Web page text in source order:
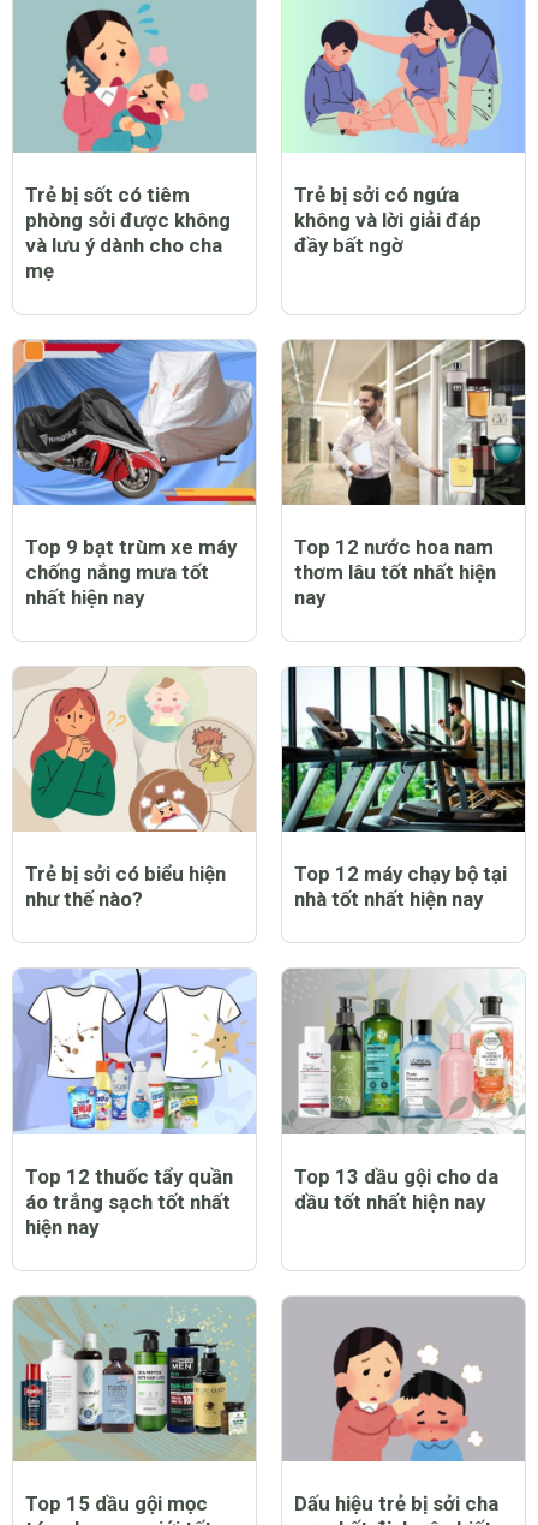
Trẻ bị sốt có tiêm
phòng sởi được không
và lưu ý dành cho cha
mẹ
Trẻ bị sởi có ngứa
không và lời giải đáp
đầy bất ngờ
Top 9 bạt trùm xe máy
chống nắng mưa tốt
nhất hiện nay
Top 12 nước hoa nam
thơm lâu tốt nhất hiện
nay
Trẻ bị sởi có biểu hiện
như thế nào?
Top 12 máy chạy bộ tại
nhà tốt nhất hiện nay
Top 12 thuốc tẩy quần
áo trắng sạch tốt nhất
hiện nay
Top 13 dầu gội cho da
dầu tốt nhất hiện nay
Top 15 dầu gội mọc
Dấu hiệu trẻ bị sởi cha